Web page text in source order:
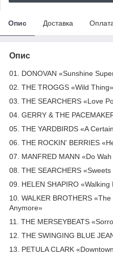
Опис Доставка
Опис
01. DONOVAN «Sunshine
02. THE TROGGS «Wild Thing»
03. THE SEARCHERS «Love
04. GERRY & THE
05. THE YARDBIRDS «A
06. THE ROCKIN' BERRIES
07. MANFRED MANN «Do
08. THE SEARCHERS
09. HELEN SHAPIRO
10. WALKER BROTHERS
Anymore»
11. THE MERSEYBEATS
12. THE SWINGING BLUE
13. PETULA CLARK